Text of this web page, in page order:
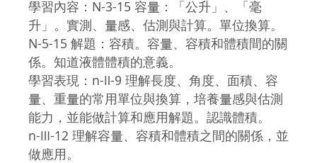
學習內容：N-3-15 容量：「公升」、「毫
升」。實測、量感、估測與計算。單位換算。
N-5-15 解題：容積。容量、容積和體積間的關
係。知道液體體積的意義。
學習表現：n-Ⅱ-9 理解長度、角度、面積、容
量、重量的常用單位與換算，培養量感與估測
能力，並能做計算和應用解題。認識體積。
n-Ⅲ-12 理解容量、容積和體積之間的關係，並
做應用。